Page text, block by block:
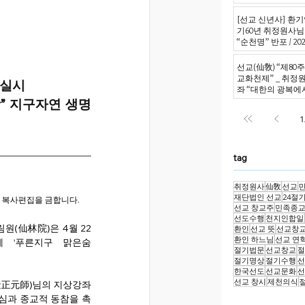
시
지구자연 생명
사편집을 금합니다.
원(仙林院)은 4월 22
푸른지구 맑은숨
元師)님의 지상강좌
과 종교적 동참을 촉
[선교 신년사] 환
기60년 취정원사
“순천명” 반포 /
선교(仙敎) “제80
교화천제” _ 취정
좌 “대한의 광복에
원의 신성회복으
1
tag
취정원사仙敎 선교
재단법인 선교24절
선교 창교주 민족종
선도수행 천지인합일
환인 선교 뜻 선교창
환인 하느님 선교 연
절기법문 선교창교
절기명상절기수행
한국선도 선교문화
선교 창시 제천의식